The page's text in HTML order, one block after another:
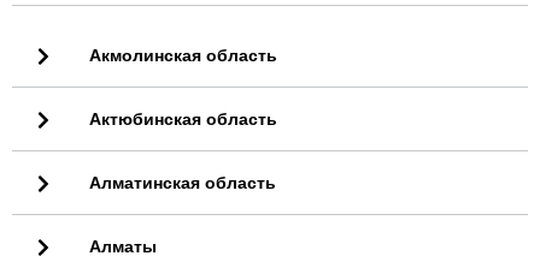
Акмолинская область
Актюбинская область
Алматинская область
Алматы